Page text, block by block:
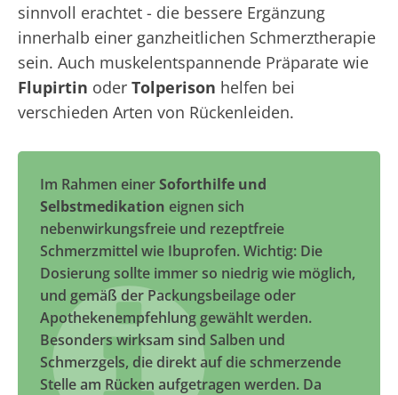
sinnvoll erachtet - die bessere Ergänzung
innerhalb einer ganzheitlichen Schmerztherapie
sein. Auch muskelentspannende Präparate wie
Flupirtin oder Tolperison helfen bei
verschieden Arten von Rückenleiden.
Im Rahmen einerSoforthilfe und
Selbstmedikation eignen sich
nebenwirkungsfreie und rezeptfreie
Schmerzmittel wie Ibuprofen. Wichtig: Die
Dosierung sollte immer so niedrig wie möglich,
und gemäß der Packungsbeilage oder
Apothekenempfehlung gewählt werden.
Besonders wirksam sind Salben und
Schmerzgels, die direkt auf die schmerzende
Stelle am Rücken aufgetragen werden. Da